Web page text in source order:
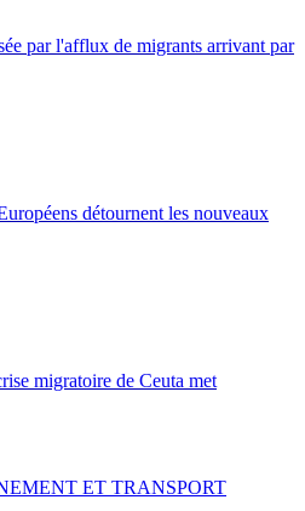
par l'afflux de migrants arrivant par
détournent les nouveaux
migratoire de Ceuta met
ET TRANSPORT